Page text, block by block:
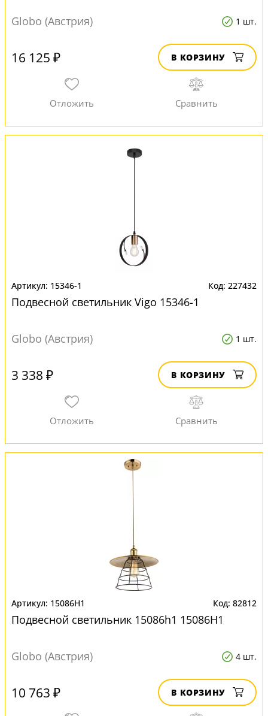
Globo (Австрия) 1 шт.
16 125 ₽ В КОРЗИНУ
15346-1 227432
Подвесной светильник Vigo 15346-1
Globo (Австрия) 1 шт.
3 338 ₽ В КОРЗИНУ
15086H1 82812
Подвесной светильник 15086h1 15086H1
Globo (Австрия) 4 шт.
10 763 ₽ В КОРЗИНУ